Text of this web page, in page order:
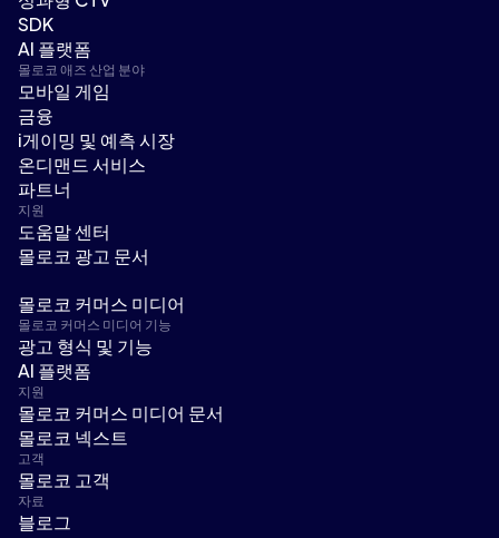
SDK
AI 플랫폼
몰로코 애즈 산업 분야
모바일 게임
금융
i게이밍 및 예측 시장
온디맨드 서비스
파트너
지원
도움말 센터
몰로코 광고 문서
몰로코 커머스 미디어
몰로코 커머스 미디어 기능
광고 형식 및 기능
AI 플랫폼
지원
몰로코 커머스 미디어 문서
몰로코 넥스트
고객
몰로코 고객
자료
블로그